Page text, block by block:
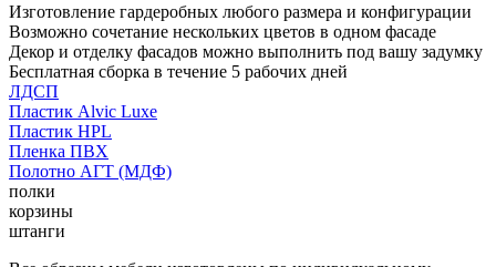
Изготовление гардеробных любого размера и конфигурации
Возможно сочетание нескольких цветов в одном фасаде
Декор и отделку фасадов можно выполнить под вашу задумку
Бесплатная сборка в течение 5 рабочих дней
ЛДСП
Пластик Alvic Luxe
Пластик HPL
Пленка ПВХ
Полотно АГТ (МДФ)
полки
корзины
штанги